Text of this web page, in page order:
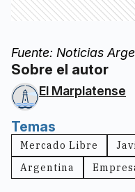
Fuente: Noticias
Sobre el autor
El Marplatense
Temas
Mercado Libre
Argentina